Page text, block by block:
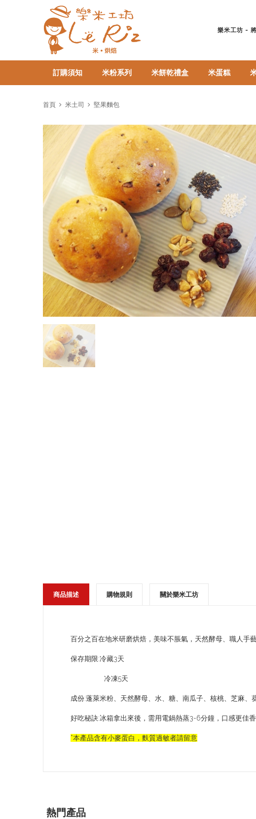
樂米工坊 -
訂購須知 米粉系列 米餅乾禮盒 米蛋糕
首頁 米土司 堅果麵包
商品描述 購物規則 關於樂米工坊
百分之百在地米研磨烘焙，美味不脹氣，天然酵母、職人手
保存期限:冷藏3天
冷凍5天
成份:蓬萊米粉、天然酵母、水、糖、南瓜子、核桃、芝麻、
好吃秘訣:冰箱拿出來後，需用電鍋熱蒸3-6分鐘，口感更佳香
*本產品含有小麥蛋白，麩質過敏者請留意
熱門產品